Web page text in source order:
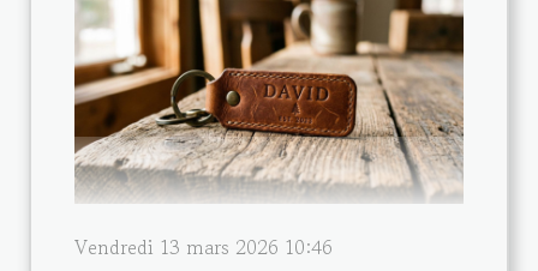
Vendredi 13 mars 2026 10:46